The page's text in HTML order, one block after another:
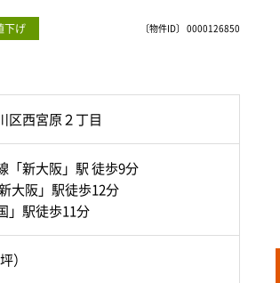
〔物件ID〕 0000126850
下げ
区西宮原２丁目
「新大阪」駅 徒歩9分
大阪」駅徒歩12分
」駅徒歩11分
）